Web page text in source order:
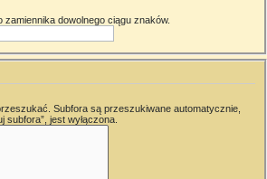
dowolnego ciągu znaków.
Subfora są przeszukiwane automatycznie,
jest wyłączona.